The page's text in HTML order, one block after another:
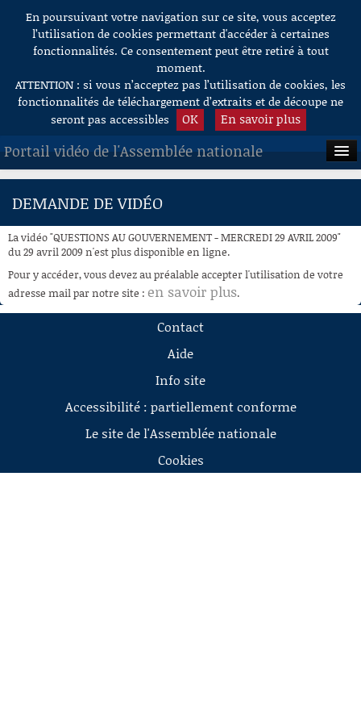
Aller au contenu
En poursuivant votre navigation sur ce site, vous acceptez
l’utilisation de cookies permettant d'accéder à certaines
fonctionnalités. Ce consentement peut être retiré à tout
moment.
ATTENTION : si vous n’acceptez pas l’utilisation de cookies, les
fonctionnalités de téléchargement d’extraits et de découpe ne
seront pas accessibles
OK En savoir plus
Portail vidéo de l'Assemblée nationale
ACCUEIL
À LA DEMANDE
RECHERCHE
AIDE À LA DÉCOUPE
DEMANDE DE VIDÉO
La vidéo "QUESTIONS AU GOUVERNEMENT - MERCREDI 29 AVRIL 2009"
du 29 avril 2009 n'est plus disponible en ligne.
Pour y accéder, vous devez au préalable accepter l'utilisation de votre
adresse mail par notre site : en savoir plus.
Contact
Aide
Info site
Accessibilité : partiellement conforme
Le site de l'Assemblée nationale
Cookies